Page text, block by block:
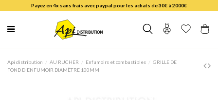
Payez en 4x sans frais avec paypal pour les achats de 30€ à 2000€
Api distribution AU RUCHER Enfumoirs et combustibles
GRILLE DE
FOND D'ENFUMOIR DIAMÈTRE 100MM